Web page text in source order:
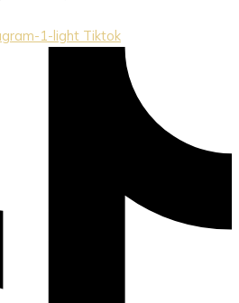
1-light Tiktok